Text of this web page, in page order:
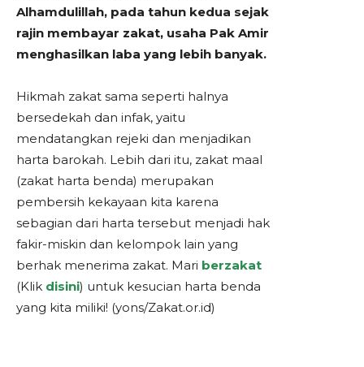
Alhamdulillah, pada tahun kedua sejak
rajin membayar zakat, usaha Pak Amir
menghasilkan laba yang lebih banyak.
Hikmah zakat sama seperti halnya
bersedekah dan infak, yaitu
mendatangkan rejeki dan menjadikan
harta barokah. Lebih dari itu, zakat maal
(zakat harta benda) merupakan
pembersih kekayaan kita karena
sebagian dari harta tersebut menjadi hak
fakir-miskin dan kelompok lain yang
berhak menerima zakat. Mari berzakat
(Klik disini) untuk kesucian harta benda
yang kita miliki! (yons/Zakat.or.id)